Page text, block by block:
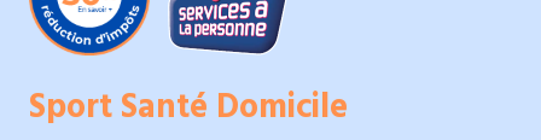
Sport Santé Domicile